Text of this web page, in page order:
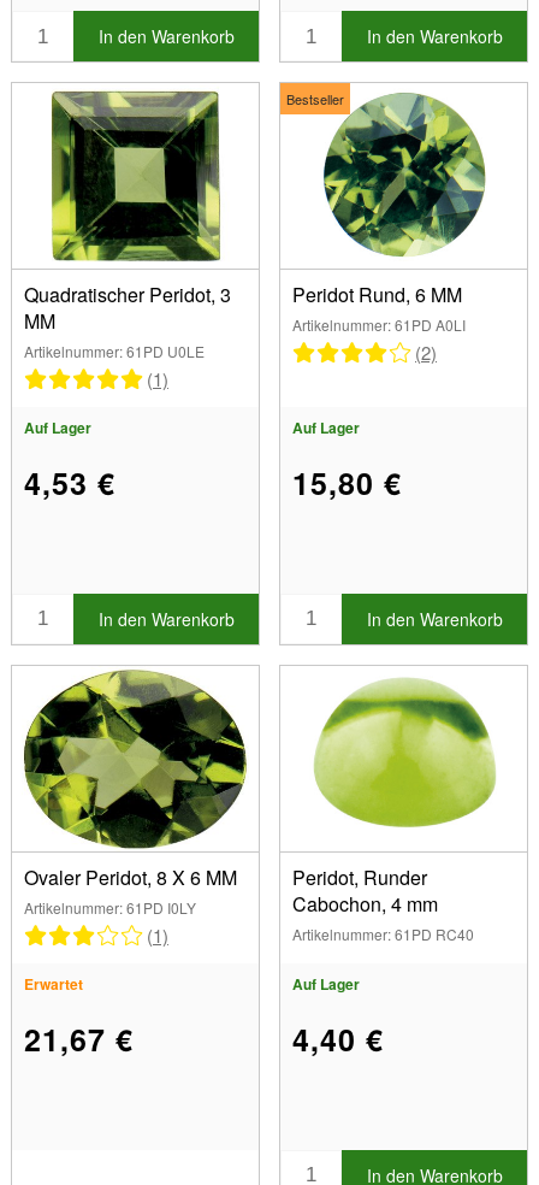
In den Warenkorb In den Warenkorb
Quadratischer Peridot, 3
MM
Artikelnummer: 61PD U0LE
(1)
Auf Lager
4,53 €
In den Warenkorb
Bestseller
Peridot Rund, 6 MM
Artikelnummer: 61PD A0LI
(2)
Auf Lager
15,80 €
In den Warenkorb
Ovaler Peridot, 8 X 6 MM
Artikelnummer: 61PD I0LY
(1)
Erwartet
21,67 €
Peridot, Runder
Cabochon, 4 mm
Artikelnummer: 61PD RC40
Auf Lager
4,40 €
In den Warenkorb